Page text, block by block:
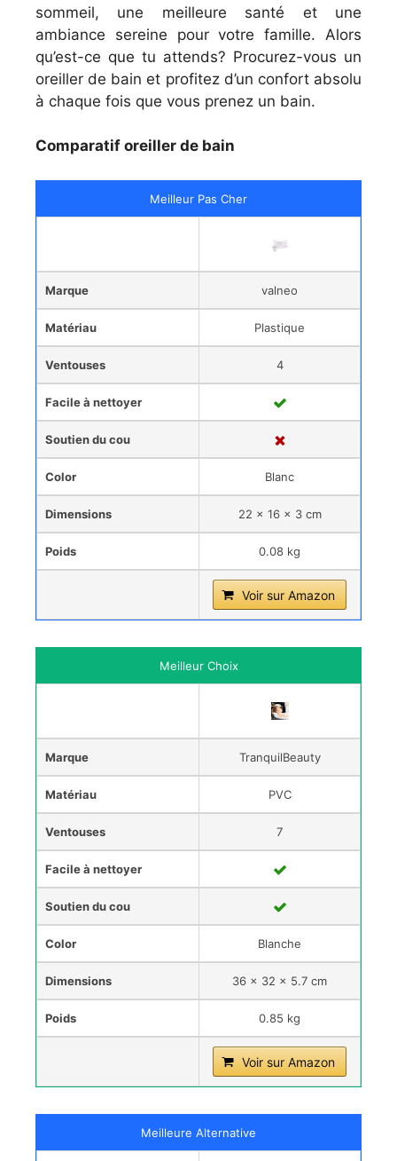
sommeil, une meilleure santé et une
ambiance sereine pour votre famille. Alors
qu’est-ce que tu attends? Procurez-vous un
oreiller de bain et profitez d’un confort absolu
à chaque fois que vous prenez un bain.
Comparatif oreiller de bain
Meilleur Pas Cher
Marque valneo
Matériau Plastique
Ventouses 4
Facile à nettoyer
Soutien du cou
Color Blanc
Dimensions 22 x 16 x 3 cm
Poids 0.08 kg
Voir sur Amazon
Meilleur Choix
Marque TranquilBeauty
Matériau PVC
Ventouses 7
Facile à nettoyer
Soutien du cou
Color Blanche
Dimensions ‎36 x 32 x 5.7 cm
Poids 0.85 kg
Voir sur Amazon
Meilleure Alternative